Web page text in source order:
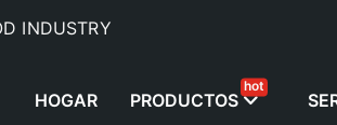
INDUSTRY
HOGAR PRODUCTOS
hot